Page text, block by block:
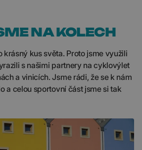
NA KOLECH
krásný kus světa. Proto jsme využili
s našimi partnery na cyklovýlet
a vinicích. Jsme rádi, že se k nám
a celou sportovní část jsme si tak